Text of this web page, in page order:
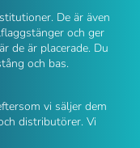
De är även
och ger
de är placerade. Du
och bas.
vi säljer dem
distributörer. Vi